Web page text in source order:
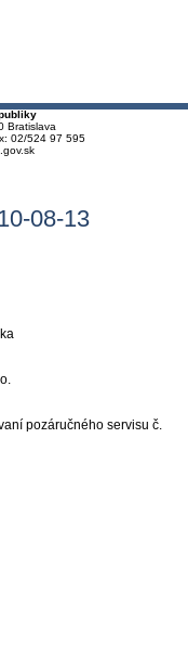
Bratislava
02/524 97 595
08-13
pozáručného servisu č.